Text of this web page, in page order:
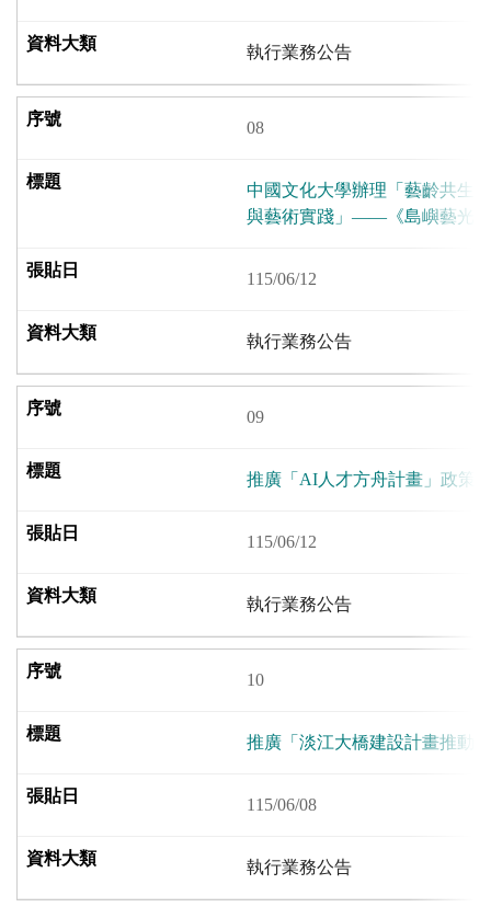
執行業務公告
08
中國文化大學辦理「藝齡共生
與藝術實踐」——《島嶼藝光
115/06/12
執行業務公告
09
推廣「AI人才方舟計畫」政策
115/06/12
執行業務公告
10
推廣「淡江大橋建設計畫推動
115/06/08
執行業務公告